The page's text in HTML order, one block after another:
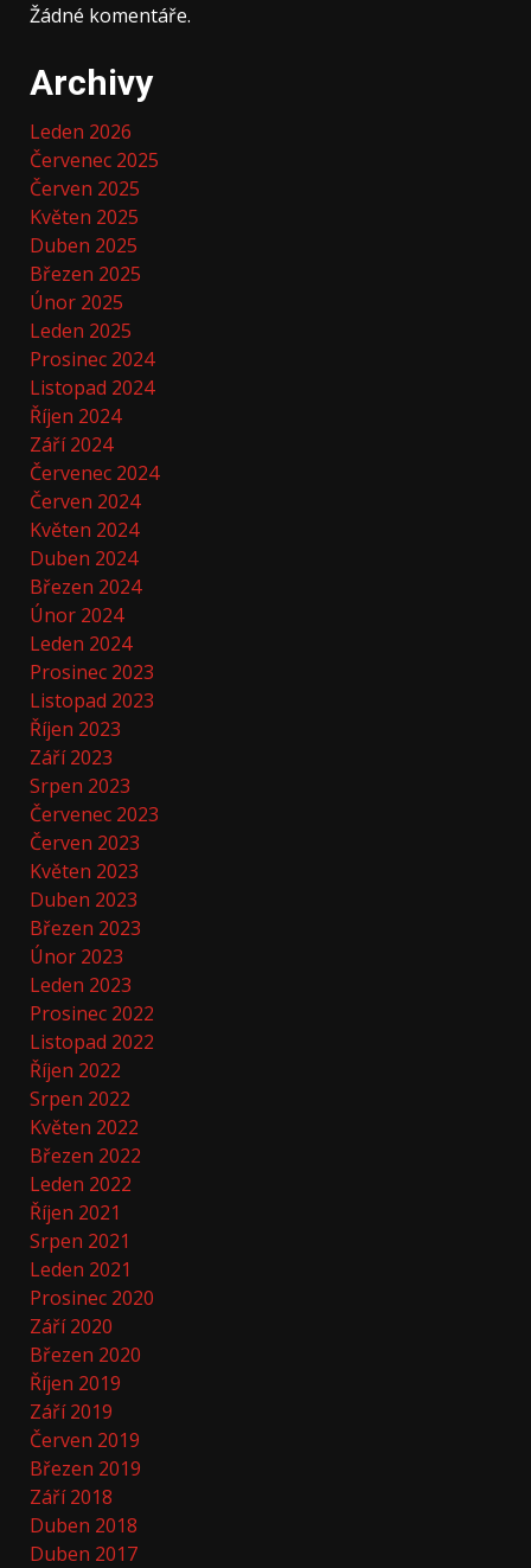
Žádné komentáře.
Archivy
Leden 2026
Červenec 2025
Červen 2025
Květen 2025
Duben 2025
Březen 2025
Únor 2025
Leden 2025
Prosinec 2024
Listopad 2024
Říjen 2024
Září 2024
Červenec 2024
Červen 2024
Květen 2024
Duben 2024
Březen 2024
Únor 2024
Leden 2024
Prosinec 2023
Listopad 2023
Říjen 2023
Září 2023
Srpen 2023
Červenec 2023
Červen 2023
Květen 2023
Duben 2023
Březen 2023
Únor 2023
Leden 2023
Prosinec 2022
Listopad 2022
Říjen 2022
Srpen 2022
Květen 2022
Březen 2022
Leden 2022
Říjen 2021
Srpen 2021
Leden 2021
Prosinec 2020
Září 2020
Březen 2020
Říjen 2019
Září 2019
Červen 2019
Březen 2019
Září 2018
Duben 2018
Duben 2017